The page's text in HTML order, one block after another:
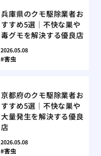
兵庫県のクモ駆除業者お
すすめ5選｜不快な巣や
毒グモを解決する優良店
2026.05.08
害虫
京都府のクモ駆除業者お
すすめ5選｜不快な巣や
大量発生を解決する優良
店
2026.05.08
害虫